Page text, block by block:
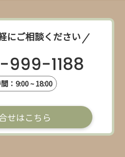
にご相談ください
999-1188
：9:00 ~ 18:00
せはこちら